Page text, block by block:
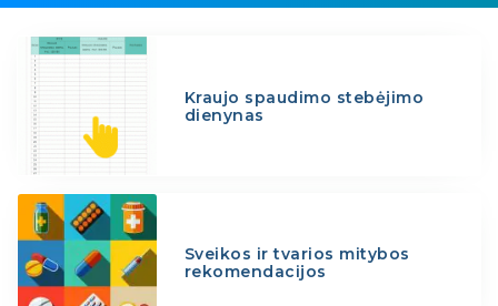
Kraujo spaudimo stebėjimo
dienynas
Sveikos ir tvarios mitybos
rekomendacijos